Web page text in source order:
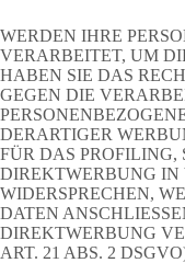
WERDEN IHRE
VERARBEITET, UM
HABEN SIE DAS
GEGEN DIE
DERARTIGER
FÜR DAS PROFILING,
DIREKTWERBUNG IN
WIDERSPRECHEN,
DATEN
DIREKTWERBUNG
ART. 21 ABS. 2